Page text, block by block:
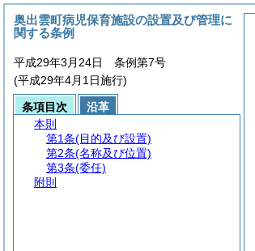
奥出雲町病児保育施設の設置及び管理に
関する条例
平成29年3月24日 条例第7号
(平成29年4月1日施行)
条項目次
沿革
本則
第1条(目的及び設置)
第2条(名称及び位置)
第3条(委任)
附則